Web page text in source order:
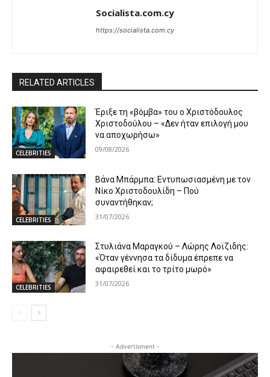
Socialista.com.cy
https://socialista.com.cy
RELATED ARTICLES
CELEBRITIES
Έριξε τη «βόμβα» του ο Χριστόδουλος
Χριστοδούλου – «Δεν ήταν επιλογή μου
να αποχωρήσω»
09/08/2026
CELEBRITIES
Βάνα Μπάρμπα: Εντυπωσιασμένη με τον
Νίκο Χριστοδουλίδη – Πού
συναντήθηκαν;
31/07/2026
CELEBRITIES
Στυλιάνα Μαραγκού – Λώρης Λοϊζιδης:
«Όταν γέννησα τα δίδυμα έπρεπε να
αφαιρεθεί και το τρίτο μωρό»
31/07/2026
- Advertisment -